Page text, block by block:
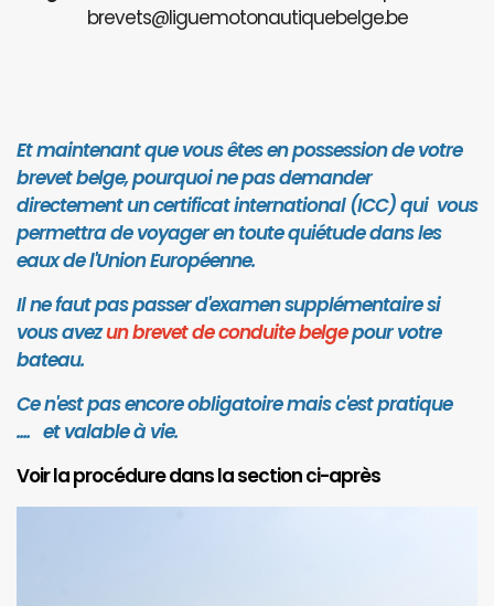
brevets@liguemotonautiquebelge.be
Et maintenant que vous êtes en possession de votre
brevet belge, pourquoi ne pas demander
directement un certificat international (ICC) qui vous
permettra de voyager en toute quiétude dans les
eaux de l'Union Européenne.
Il ne faut pas passer d'examen supplémentaire si
vous avezun brevet de conduite belgepour votre
bateau.
Ce n'est pas encore obligatoire mais c'est pratique
.... et valable à vie.
Voir la procédure dans la section ci-après